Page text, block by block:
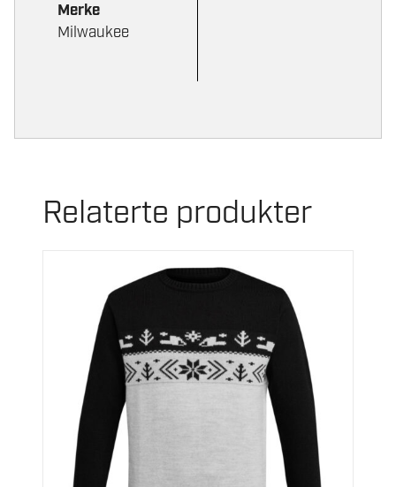
Merke
Milwaukee
Relaterte produkter